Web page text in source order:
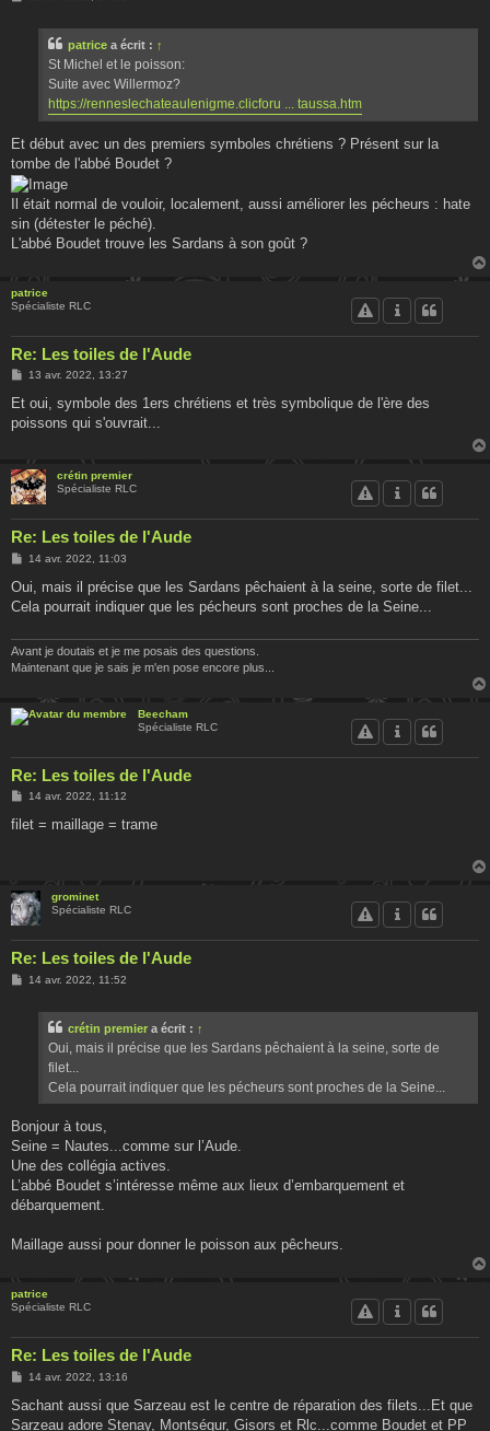
patrice a écrit : ↑
St Michel et le poisson:
Suite avec Willermoz?
https://renneslechateaulenigme.clicforu ... taussa.htm
Et début avec un des premiers symboles chrétiens ? Présent sur la
tombe de l'abbé Boudet ?
Il était normal de vouloir, localement, aussi améliorer les pécheurs : hate
sin (détester le péché).
L'abbé Boudet trouve les Sardans à son goût ?
patrice
Spécialiste RLC
Re: Les toiles de l'Aude
M
s
a
13 avr. 2022, 13:27
Et oui, symbole des 1ers chrétiens et très symbolique de l'ère des
poissons qui s'ouvrait...
crétin premier
Spécialiste RLC
Re: Les toiles de l'Aude
M
s
a
14 avr. 2022, 11:03
Oui, mais il précise que les Sardans pêchaient à la seine, sorte de filet...
Cela pourrait indiquer que les pécheurs sont proches de la Seine...
Avant je doutais et je me posais des questions.
Maintenant que je sais je m'en pose encore plus...
Beecham
Spécialiste RLC
Re: Les toiles de l'Aude
M
s
14 avr. 2022, 11:12
filet = maillage = trame
grominet
Spécialiste RLC
Re: Les toiles de l'Aude
M14 avr. 2022, 11:52
crétin premier a écrit : ↑
Oui, mais il précise que les Sardans pêchaient à la seine, sorte de
filet...
Cela pourrait indiquer que les pécheurs sont proches de la Seine...
Bonjour à tous,
Seine = Nautes...comme sur l’Aude.
Une des collégia actives.
L’abbé Boudet s’intéresse même aux lieux d’embarquement et
débarquement.
Maillage aussi pour donner le poisson aux pêcheurs.
patrice
Spécialiste RLC
Re: Les toiles de l'Aude
M
s
a
14 avr. 2022, 13:16
Sachant aussi que Sarzeau est le centre de réparation des filets...Et que
Sarzeau adore Stenay, Montségur, Gisors et Rlc...comme Boudet et PP